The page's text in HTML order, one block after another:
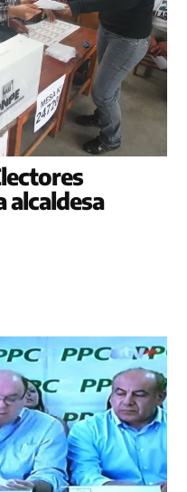
alcaldesa